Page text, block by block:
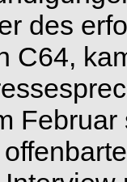
des
C64,